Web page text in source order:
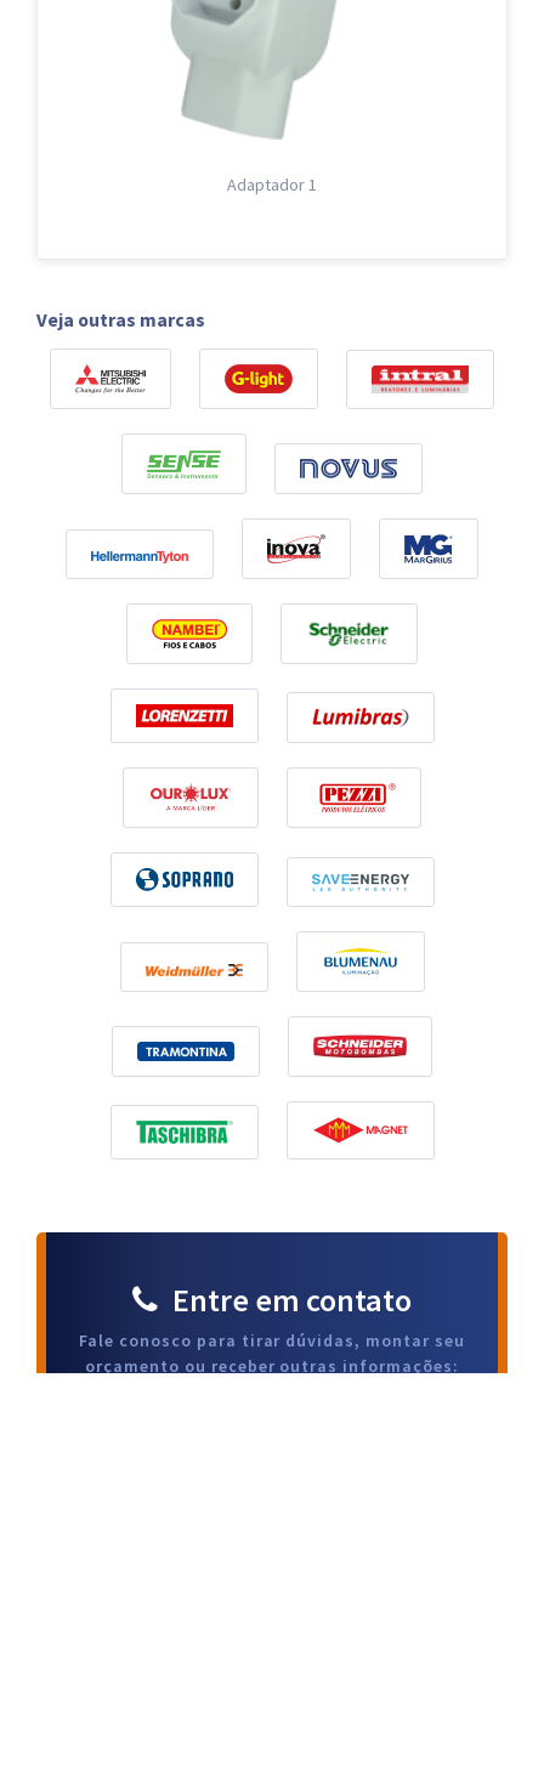
Adaptador 1
Veja outras marcas
Entre em contato
Fale conosco para tirar dúvidas, montar seu
orçamento ou receber outras informações: